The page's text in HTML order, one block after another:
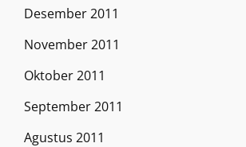
Desember 2011
November 2011
Oktober 2011
September 2011
Agustus 2011